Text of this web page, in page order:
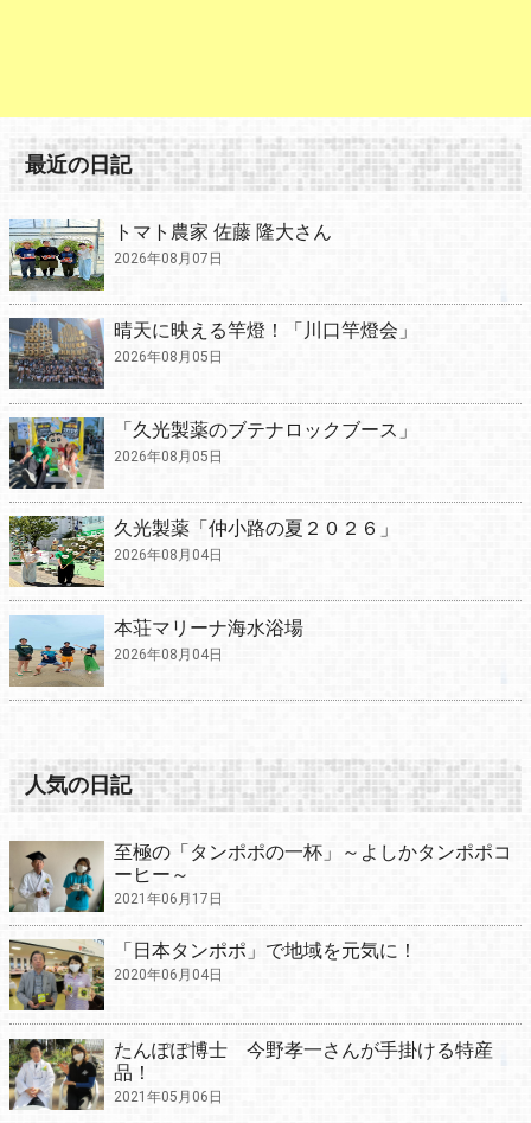
最近の日記
トマト農家 佐藤 隆大さん
2026年08月07日
晴天に映える竿燈！「川口竿燈会」
2026年08月05日
「久光製薬のブテナロックブース」
2026年08月05日
久光製薬「仲小路の夏２０２６」
2026年08月04日
本荘マリーナ海水浴場
2026年08月04日
人気の日記
至極の「タンポポの一杯」～よしかタンポポコ
ーヒー～
2021年06月17日
「日本タンポポ」で地域を元気に！
2020年06月04日
たんぽぽ博士 今野孝一さんが手掛ける特産
品！
2021年05月06日